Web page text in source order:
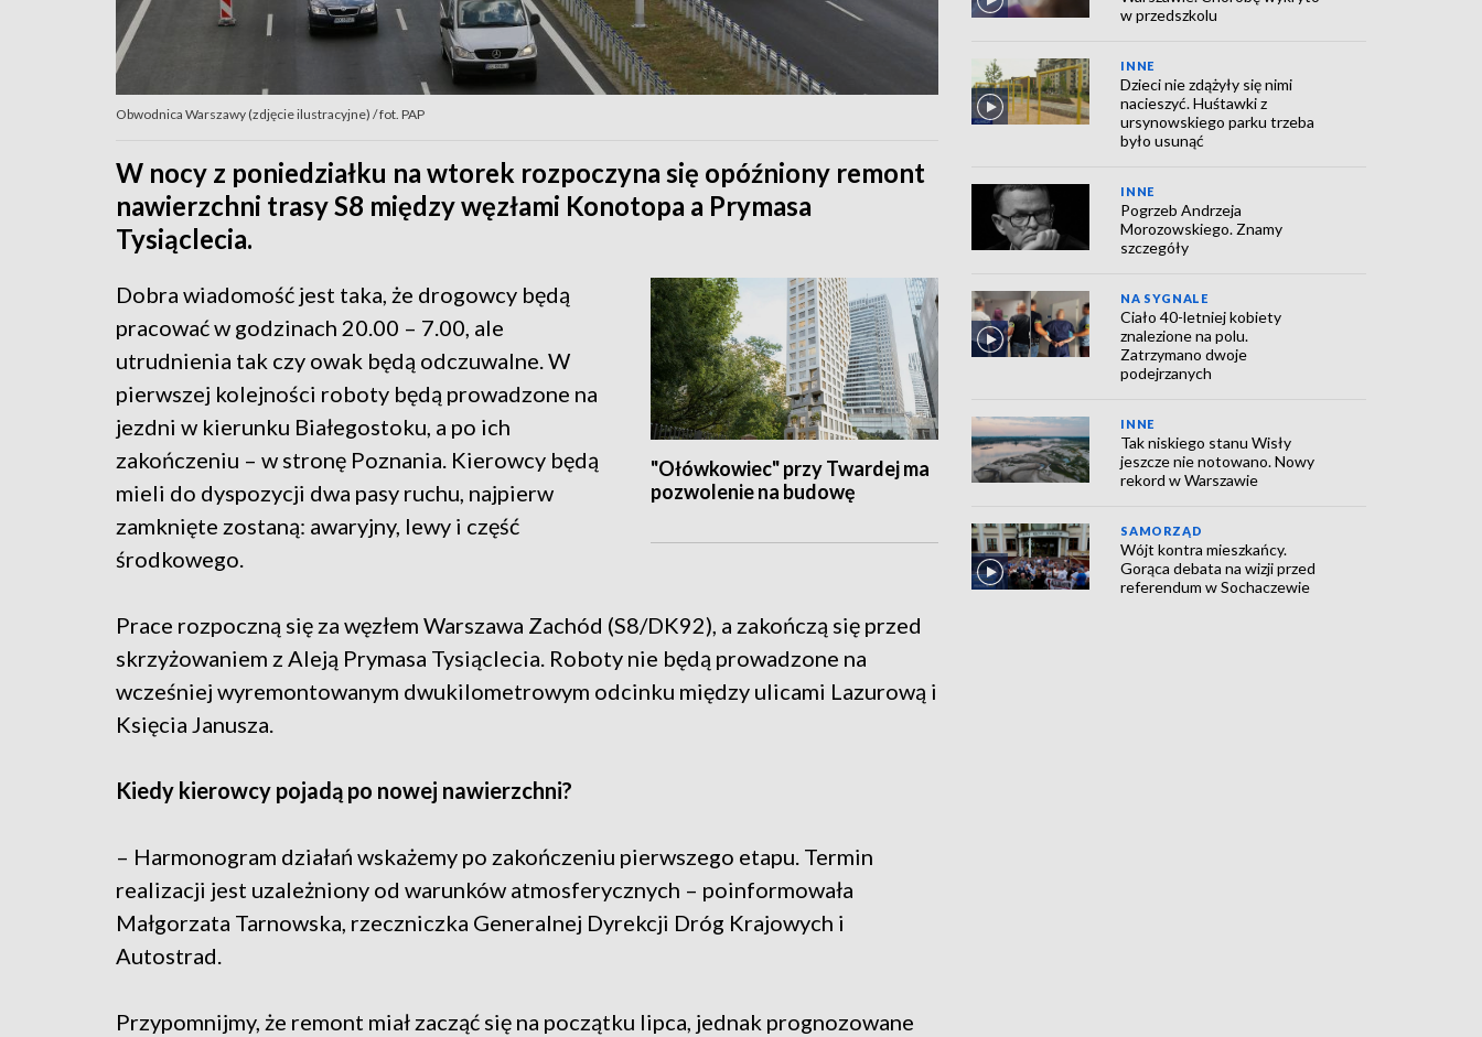
Obwodnica Warszawy (zdjęcie ilustracyjne) / fot. PAP
W nocy z poniedziałku na wtorek rozpoczyna się opóźniony remont
nawierzchni trasy S8 między węzłami Konotopa a Prymasa
Tysiąclecia.
"Ołówkowiec" przy Twardej ma
pozwolenie na budowę
Dobra wiadomość jest taka, że drogowcy będą
pracować w godzinach 20.00 – 7.00, ale
utrudnienia tak czy owak będą odczuwalne. W
pierwszej kolejności roboty będą prowadzone na
jezdni w kierunku Białegostoku, a po ich
zakończeniu – w stronę Poznania. Kierowcy będą
mieli do dyspozycji dwa pasy ruchu, najpierw
zamknięte zostaną: awaryjny, lewy i część
środkowego.
Prace rozpoczną się za węzłem Warszawa Zachód (S8/DK92), a zakończą się przed
skrzyżowaniem z Aleją Prymasa Tysiąclecia. Roboty nie będą prowadzone na
wcześniej wyremontowanym dwukilometrowym odcinku między ulicami Lazurową i
Księcia Janusza.
Kiedy kierowcy pojadą po nowej nawierzchni?
– Harmonogram działań wskażemy po zakończeniu pierwszego etapu. Termin
realizacji jest uzależniony od warunków atmosferycznych – poinformowała
Małgorzata Tarnowska, rzeczniczka Generalnej Dyrekcji Dróg Krajowych i
Autostrad.
Przypomnijmy, że remont miał zacząć się na początku lipca, jednak prognozowane
w przedszkolu
INNE
Dzieci nie zdążyły się nimi
nacieszyć. Huśtawki z
ursynowskiego parku trzeba
było usunąć
INNE
Pogrzeb Andrzeja
Morozowskiego. Znamy
szczegóły
NA SYGNALE
Ciało 40-letniej kobiety
znalezione na polu.
Zatrzymano dwoje
podejrzanych
INNE
Tak niskiego stanu Wisły
jeszcze nie notowano. Nowy
rekord w Warszawie
SAMORZĄD
Wójt kontra mieszkańcy.
Gorąca debata na wizji przed
referendum w Sochaczewie